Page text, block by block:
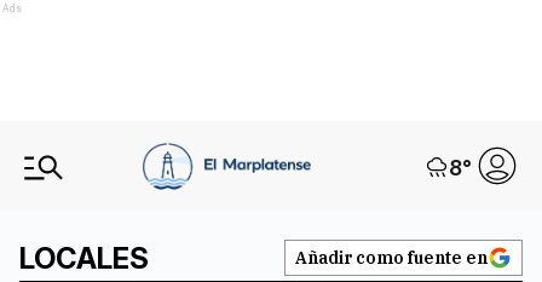
Ads
8°
LOCALES Añadir como fuente en